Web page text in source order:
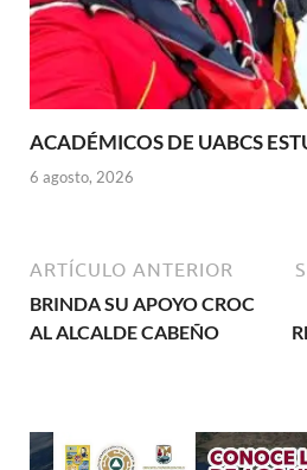
ACADÉMICOS DE UABCS
6 agosto, 2026
ARTÍCULO ANTERIOR
BRINDA SU APOYO CROC
AL ALCALDE CABEÑO